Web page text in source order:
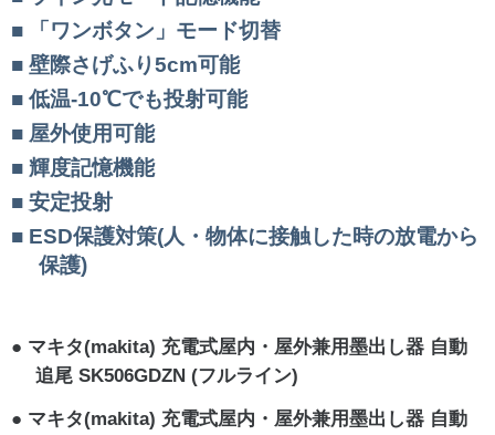
「ワンボタン」モード切替
壁際さげふり5cm可能
低温-10℃でも投射可能
屋外使用可能
輝度記憶機能
安定投射
ESD保護対策(人・物体に接触した時の放電から
保護)
マキタ(makita) 充電式屋内・屋外兼用墨出し器 自動
追尾 SK506GDZN (フルライン)
マキタ(makita) 充電式屋内・屋外兼用墨出し器 自動